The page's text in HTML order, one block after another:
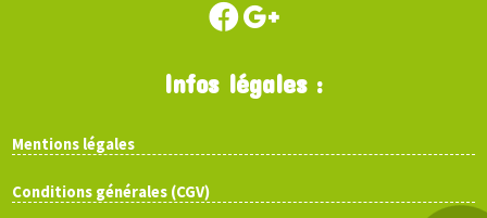
Infos légales :
Mentions légales
Conditions générales (CGV)